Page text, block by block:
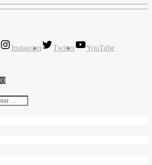
Instagram Twitter
YouTube